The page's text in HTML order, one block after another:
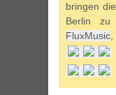
bringen
Berlin
FluxMusic,